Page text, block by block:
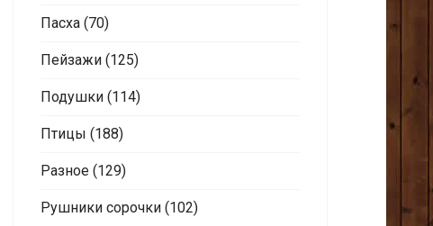
Пасха (70)
Пейзажи (125)
Подушки (114)
Птицы (188)
Разное (129)
Рушники сорочки (102)